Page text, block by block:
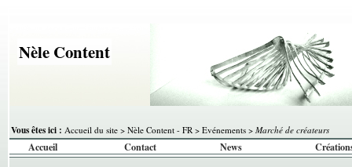
Nèle Content
Vous êtes ici : Accueil du site > Nèle Content - FR > Evénements > Marché de créateurs
Accueil Contact News